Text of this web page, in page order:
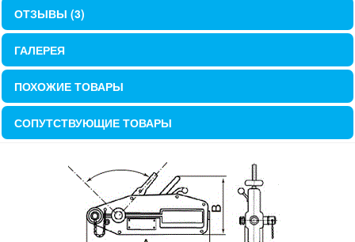
ОТЗЫВЫ (3)
ГАЛЕРЕЯ
ПОХОЖИЕ ТОВАРЫ
СОПУТСТВУЮЩИЕ ТОВАРЫ